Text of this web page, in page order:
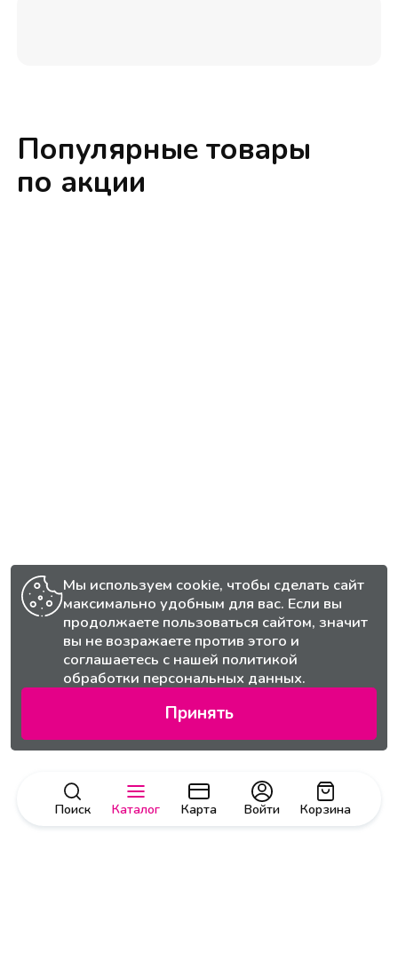
Поиск Каталог Карта Корзина
Войти
Популярные товары
по акции
Мы используем cookie, чтобы сделать сайт
максимально удобным для вас. Если вы
продолжаете пользоваться сайтом, значит
вы не возражаете против этого и
соглашаетесь с нашей политикой
обработки персональных данных.
Принять